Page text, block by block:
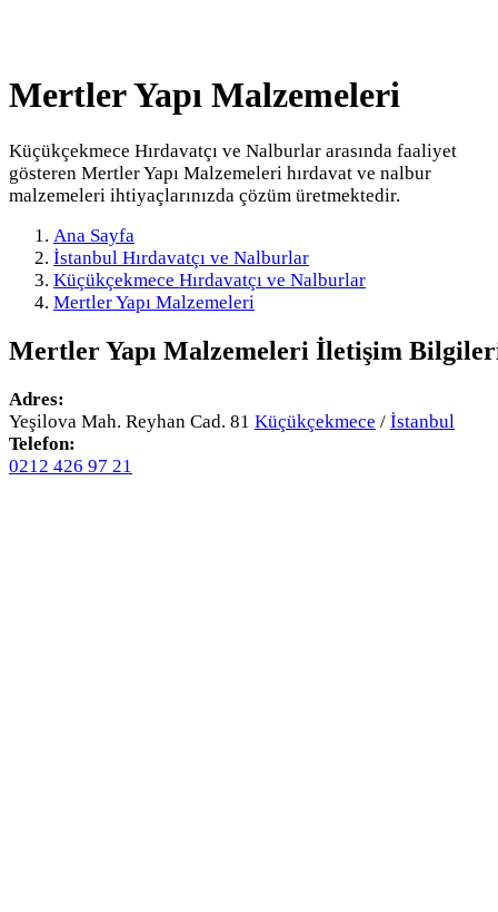
Mertler Yapı Malzemeleri
Küçükçekmece Hırdavatçı ve Nalburlar arasında faaliyet
gösteren Mertler Yapı Malzemeleri hırdavat ve nalbur
malzemeleri ihtiyaçlarınızda çözüm üretmektedir.
Ana Sayfa
İstanbul Hırdavatçı ve Nalburlar
Küçükçekmece Hırdavatçı ve Nalburlar
Mertler Yapı Malzemeleri
Mertler Yapı Malzemeleri İletişim
Adres:
Yeşilova Mah. Reyhan Cad. 81 Küçükçekmece / İstanbul
Telefon:
0212 426 97 21